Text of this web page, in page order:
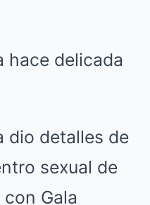
hace delicada
dio detalles de
sexual de
Gala